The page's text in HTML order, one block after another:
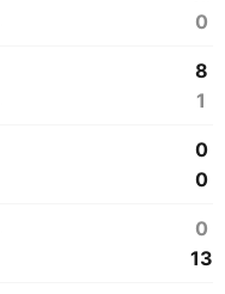
0
8
1
0
0
0
13